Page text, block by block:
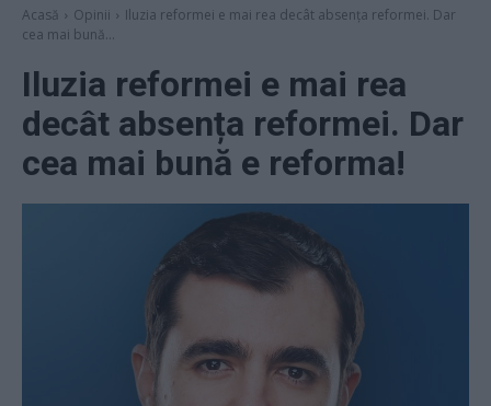
Acasă Opinii
Iluzia reformei e mai rea decât absența reformei. Dar
cea mai bună...
Iluzia reformei e mai rea
decât absența reformei. Dar
cea mai bună e reforma!